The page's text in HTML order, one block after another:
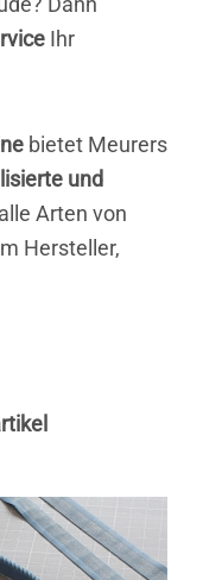
Ihr
bietet Meurers
und
Arten von
Hersteller,